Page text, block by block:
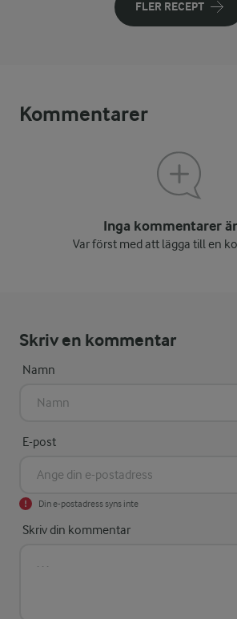
FLER RECEPT
Kommentarer
Inga kommentarer
Var först med att lägga till en
Skriv en kommentar
Namn
E-post
Din e-postadress syns inte
Skriv din kommentar